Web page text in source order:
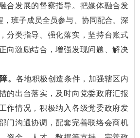
合发展的督察指导。把媒体融合发
，班子成员全员参与、协同配合。深
分类指导、强化落实，坚持台账式
向激励结合，增强发现问题、解决
。 各地积极创造条件，加强辖区内
的出台落实，及时向党委政府汇报
作情况，积极纳入各级党委政府发
门沟通协调，配套完善联络会商机